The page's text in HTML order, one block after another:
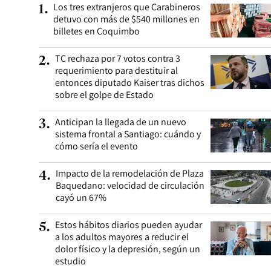
1. Los tres extranjeros que Carabineros
detuvo con más de $540 millones en
billetes en Coquimbo
2. TC rechaza por 7 votos contra 3
requerimiento para destituir al
entonces diputado Kaiser tras dichos
sobre el golpe de Estado
3. Anticipan la llegada de un nuevo
sistema frontal a Santiago: cuándo y
cómo sería el evento
4. Impacto de la remodelación de Plaza
Baquedano: velocidad de circulación
cayó un 67%
5. Estos hábitos diarios pueden ayudar
a los adultos mayores a reducir el
dolor físico y la depresión, según un
estudio